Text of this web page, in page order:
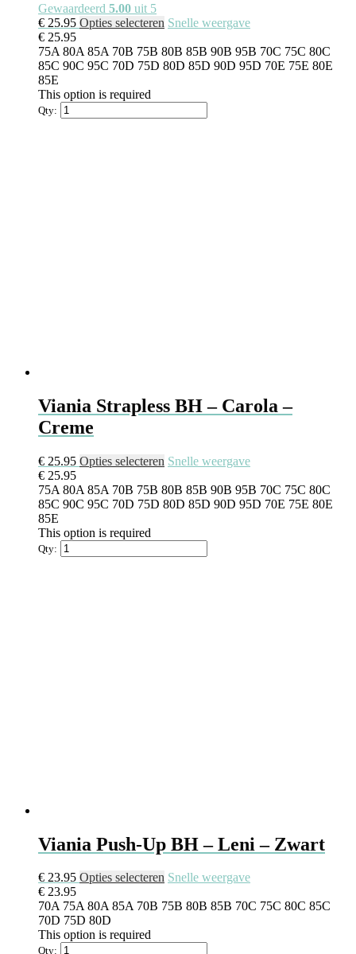
Gewaardeerd 5.00 uit 5
€ 25.95 Opties selecteren Snelle weergave
€ 25.95
75A 80A 85A 70B 75B 80B 85B 90B 95B 70C 75C 80C
85C 90C 95C 70D 75D 80D 85D 90D 95D 70E 75E 80E
85E
This option is required
Qty:
Viania Strapless BH – Carola –
Creme
€ 25.95 Opties selecteren Snelle weergave
€ 25.95
75A 80A 85A 70B 75B 80B 85B 90B 95B 70C 75C 80C
85C 90C 95C 70D 75D 80D 85D 90D 95D 70E 75E 80E
85E
This option is required
Qty:
Viania Push-Up BH – Leni – Zwart
€ 23.95 Opties selecteren Snelle weergave
€ 23.95
70A 75A80A85A 70B 75B 80B 85B 70C 75C 80C 85C
70D 75D 80D
This option is required
Qty: